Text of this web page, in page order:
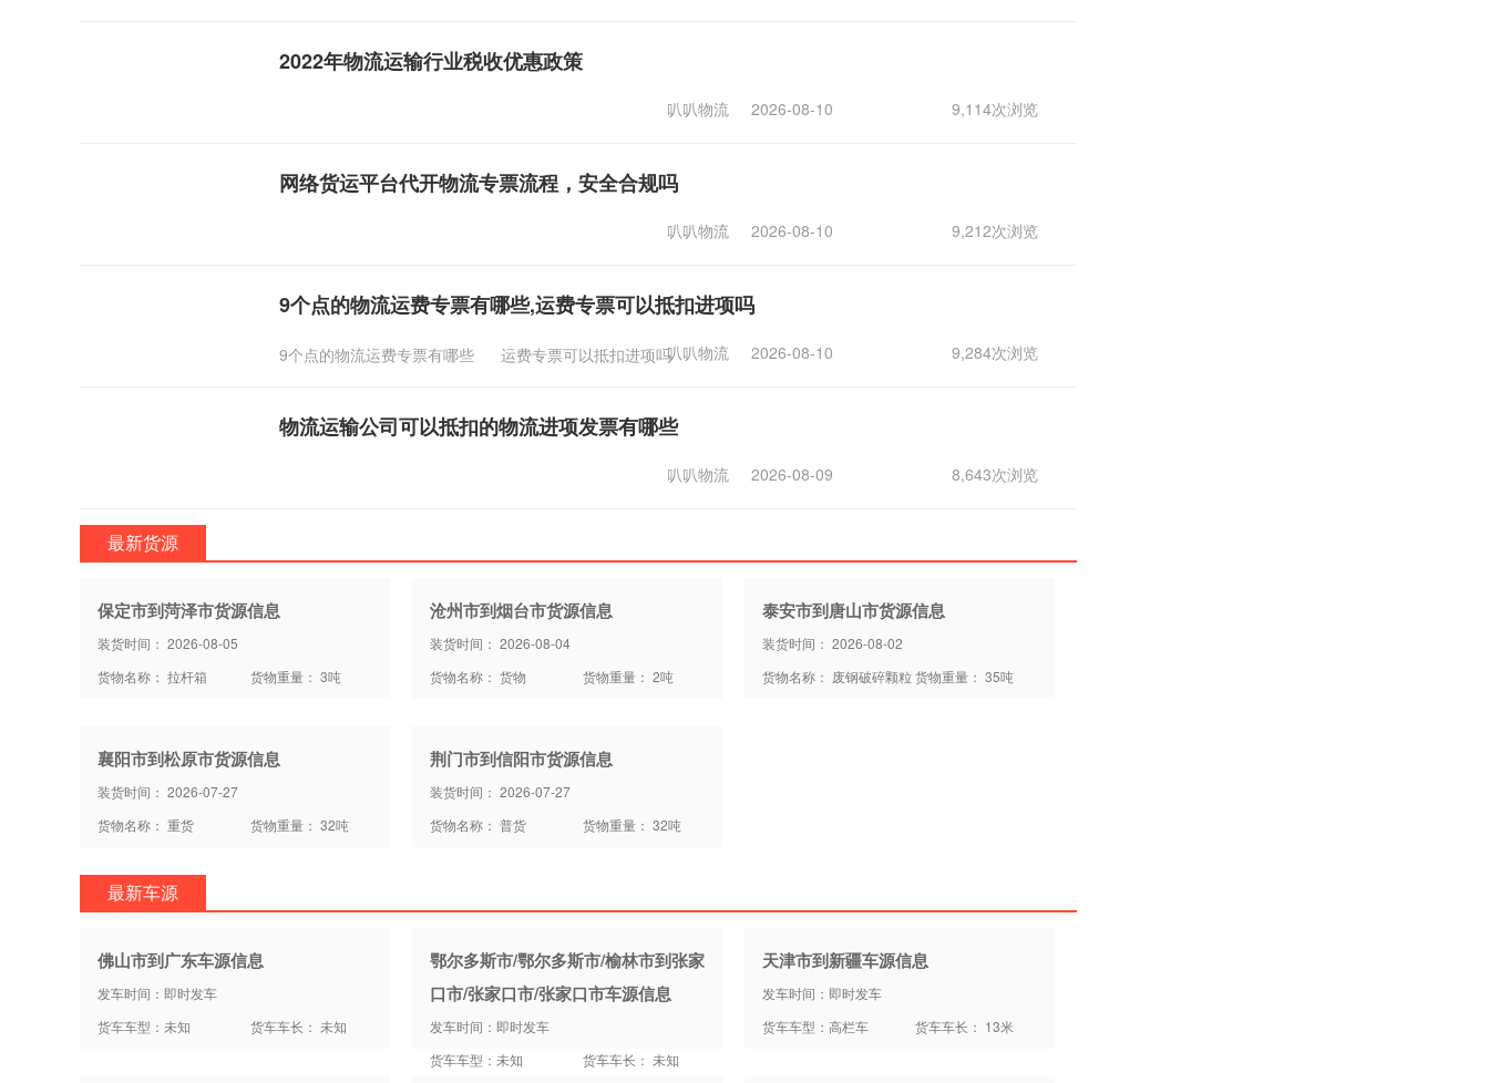
2022年物流运输行业税收优惠政策
叭叭物流 2026-08-10 9,114次浏览
网络货运平台代开物流专票流程，安全合规吗
叭叭物流 2026-08-10 9,212次浏览
9个点的物流运费专票有哪些,运费专票可以抵扣进项吗
9个点的物流运费专票有哪些 运费专票可以抵扣进项吗叭叭物流 2026-08-10 9,284次浏览
物流运输公司可以抵扣的物流进项发票有哪些
叭叭物流 2026-08-09 8,643次浏览
最新货源
保定市到菏泽市货源信息
装货时间： 2026-08-05
货物名称： 拉杆箱
货物重量： 3吨
沧州市到烟台市货源信息
装货时间： 2026-08-04
货物名称： 货物
货物重量： 2吨
泰安市到唐山市货源信息
装货时间： 2026-08-02
货物名称： 废钢破碎颗粒货物重量： 35吨
襄阳市到松原市货源信息
装货时间： 2026-07-27
货物名称： 重货
货物重量： 32吨
荆门市到信阳市货源信息
装货时间： 2026-07-27
货物名称： 普货
货物重量： 32吨
最新车源
佛山市到广东车源信息
发车时间：即时发车
货车车型：未知
货车车长： 未知
鄂尔多斯市/鄂尔多斯市/榆林市到张家
口市/张家口市/张家口市车源信息
发车时间：即时发车
货车车型：未知
货车车长： 未知
天津市到新疆车源信息
发车时间：即时发车
货车车型：高栏车
货车车长： 13米